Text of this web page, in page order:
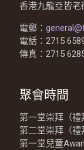
香港九龍亞皆老
電郵：
電話：2715
傳真：2715
聚會時間
第一堂崇拜（禮
第二堂崇拜（禮
第一堂兒童